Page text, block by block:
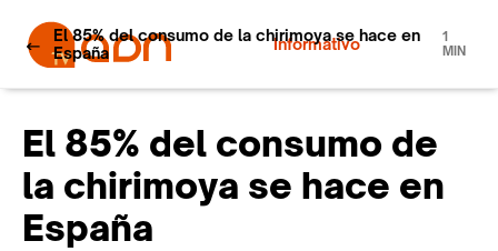
Informativo
El 85% del consumo de la chirimoya se hace en
España
1
MIN
El 85% del consumo de
la chirimoya se hace en
España